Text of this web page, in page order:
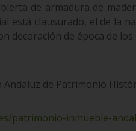
de armadura de
está clausurado, el de la
decoración de época de los
de Patrimonio
patrimonio-inmueble-